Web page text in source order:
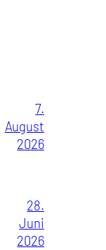
7.
August
2026
28.
Juni
2026